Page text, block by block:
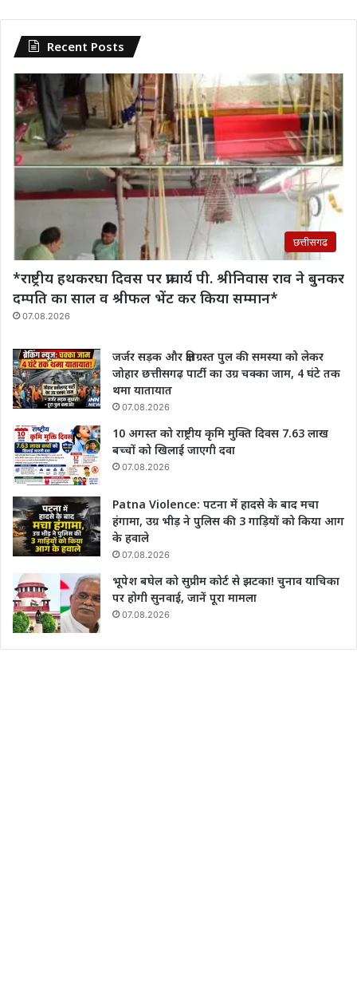
Recent Posts
छत्तीसगढ
*राष्ट्रीय हथकरघा दिवस पर प्राचार्य पी. श्रीनिवास राव‌ ने बुनकर
दम्पति का साल व श्रीफल भेंट कर किया सम्मान*
07.08.2026
जर्जर सड़क और क्षतिग्रस्त पुल की समस्या को लेकर
जोहार छत्तीसगढ़ पार्टी का उग्र चक्का जाम, 4 घंटे तक
थमा यातायात
07.08.2026
10 अगस्त को राष्ट्रीय कृमि मुक्ति दिवस 7.63 लाख
बच्चों को खिलाई जाएगी दवा
07.08.2026
Patna Violence: पटना में हादसे के बाद मचा
हंगामा, उग्र भीड़ ने पुलिस की 3 गाड़ियों को किया आग
के हवाले
07.08.2026
भूपेश बघेल को सुप्रीम कोर्ट से झटका! चुनाव याचिका
पर होगी सुनवाई, जानें पूरा मामला
07.08.2026